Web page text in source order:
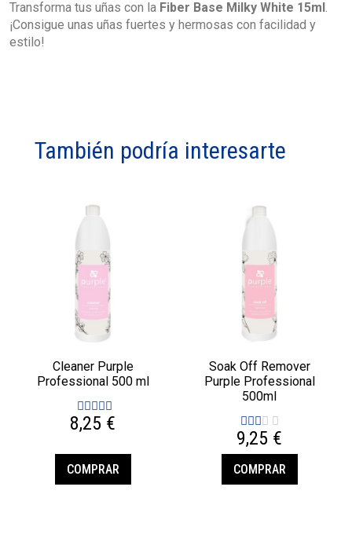
Transforma tus uñas con la Fiber Base Milky White 15ml .
¡Consigue unas uñas fuertes y hermosas con facilidad y
estilo!
También podría interesarte
Cleaner Purple
Professional 500 ml
8,25 €
COMPRAR
Soak Off Remover
Purple Professional
500ml
9,25 €
COMPRAR